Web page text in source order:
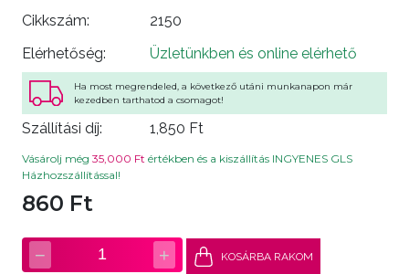
Cikkszám:
2150
Elérhetőség:
Üzletünkben és online elérhető
Ha most megrendeled, a következő utáni munkanapon már
kezedben tarthatod a csomagot!
Szállítási díj: 1,850 Ft
Vásárolj még 35,000 Ft értékben és a kiszállítás INGYENES GLS
Házhozszállítással!
860 Ft
− 1 + KOSÁRBA RAKOM